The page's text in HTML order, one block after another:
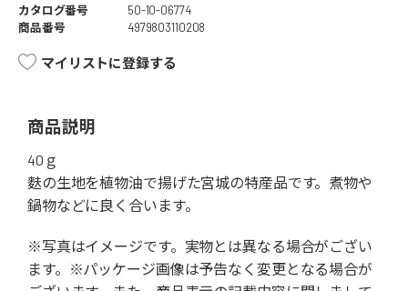
カタログ番号
50-10-06774
商品番号
4979803110208
マイリストに登録する
商品説明
40ｇ
麩の生地を植物油で揚げた宮城の特産品です。煮物や
鍋物などに良く合います。
※写真はイメージです。実物とは異なる場合がござい
ます。※パッケージ画像は予告なく変更となる場合が